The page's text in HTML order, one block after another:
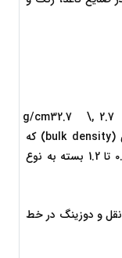
2.7 g/cm32.7 \,